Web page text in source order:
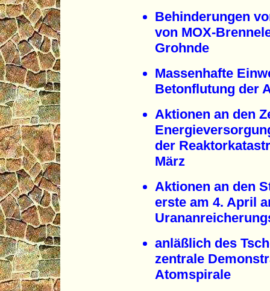
Behinderungen
von MOX-
Grohnde
Massenhafte
Betonflutung der
Aktionen an den
der
März
Aktionen an den
erste am 4. April
anläßlich des
zentrale
Atomspirale